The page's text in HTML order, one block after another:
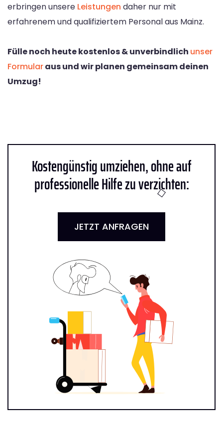
erbringen unsere Leistungen daher nur mit
erfahrenem und qualifiziertem Personal aus Mainz.
Fülle noch heute kostenlos & unverbindlich unser
Formularaus und wir planen gemeinsam deinen
Umzug!
Kostengünstig umziehen, ohne auf
professionelle Hilfe zu verzichten:
JETZT ANFRAGEN